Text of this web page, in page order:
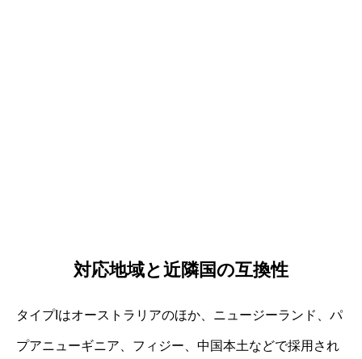
対応地域と近隣国の互換性
タイプIはオーストラリアのほか、ニュージーランド、パ
プアニューギニア、フィジー、中国本土などで採用され